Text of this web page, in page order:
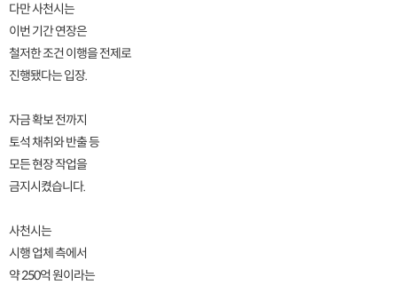
다만 사천시는
이번 기간 연장은
철저한 조건 이행을 전제로
진행됐다는 입장.
자금 확보 전까지
토석 채취와 반출 등
모든 현장 작업을
금지시켰습니다.
사천시는
시행 업체 측에서
약 250억 원이라는